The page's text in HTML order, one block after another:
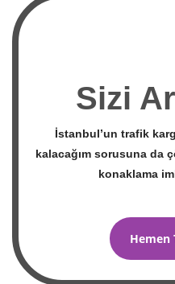
Sizi
İstanbul’un trafik
kalacağım sorusuna da
konaklama
Hemen